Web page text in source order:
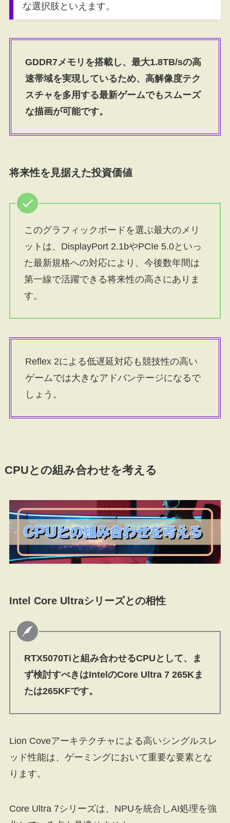
な選択肢といえます。
GDDR7メモリを搭載し、最大1.8TB/sの高
速帯域を実現しているため、高解像度テク
スチャを多用する最新ゲームでもスムーズ
な描画が可能です。
将来性を見据えた投資価値
このグラフィックボードを選ぶ最大のメリ
ットは、DisplayPort 2.1bやPCIe 5.0といっ
た最新規格への対応により、今後数年間は
第一線で活躍できる将来性の高さにありま
す。
Reflex 2による低遅延対応も競技性の高い
ゲームでは大きなアドバンテージになるで
しょう。
CPUとの組み合わせを考える
Intel Core Ultraシリーズとの相性
RTX5070Tiと組み合わせるCPUとして、ま
ず検討すべきはIntelのCore Ultra 7 265Kま
たは265KFです。
Lion Coveアーキテクチャによる高いシングルスレ
ッド性能は、ゲーミングにおいて重要な要素とな
ります。
Core Ultra 7シリーズは、NPUを統合しAI処理を強